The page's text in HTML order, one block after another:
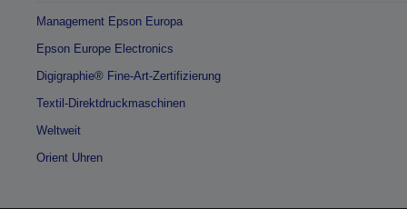
Management Epson Europa
Epson Europe Electronics
Digigraphie® Fine-Art-Zertifizierung
Textil-Direktdruckmaschinen
Weltweit
Orient Uhren